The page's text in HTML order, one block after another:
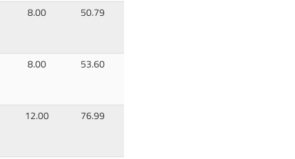
8.00 50.79
8.00 53.60
12.00 76.99